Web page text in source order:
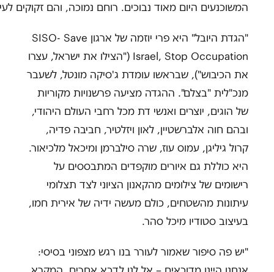
המשוכנעים היום מאוד נבוכים. רוחם נמוכה, והם זקוקים
"הגדת היובל" היא פרי יוזמה של ארגון SISO- Save
Israel, Stop Occupation ("הצילו את ישראל, עצרו
את הכיבוש"), שבראשו עומדת ג'סיקה מונטל, לשעבר
מנכ"לית "בצלם". ההגדה מציעה פרשנויות מקוריות
של הוגים, יוצרים ואנשי דת מכל רחבי העולם היהודי,
ובהם חוה אלברשטיין, לאון ויזלטיר, חביבה פדיה,
קרול גיליגן, עמוס עוז, שרה סילברמן ומיכאל מלכיאור.
היא כוללת גם איורים מוקפדים המתבססים על
רישומים של צילומים מהקאנון הציוני לצד תצלומי
עיתונות מהשטחים, כולם מעשה ידיה של אירית חמו,
בעיצוב סטודיו מיכל סהר.
"יש פה סיפור שאמור לעורר בנו רגש מצפוני בסיסי: